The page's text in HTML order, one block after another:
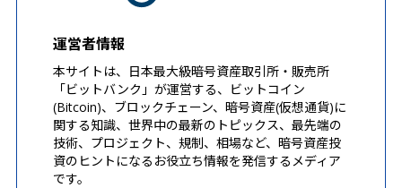
運営者情報
本サイトは、日本最大級暗号資産取引所・販売所
「ビットバンク」が運営する、ビットコイン
(Bitcoin)、ブロックチェーン、暗号資産(仮想通貨)に
関する知識、世界中の最新のトピックス、最先端の
技術、プロジェクト、規制、相場など、暗号資産投
資のヒントになるお役立ち情報を発信するメディア
です。